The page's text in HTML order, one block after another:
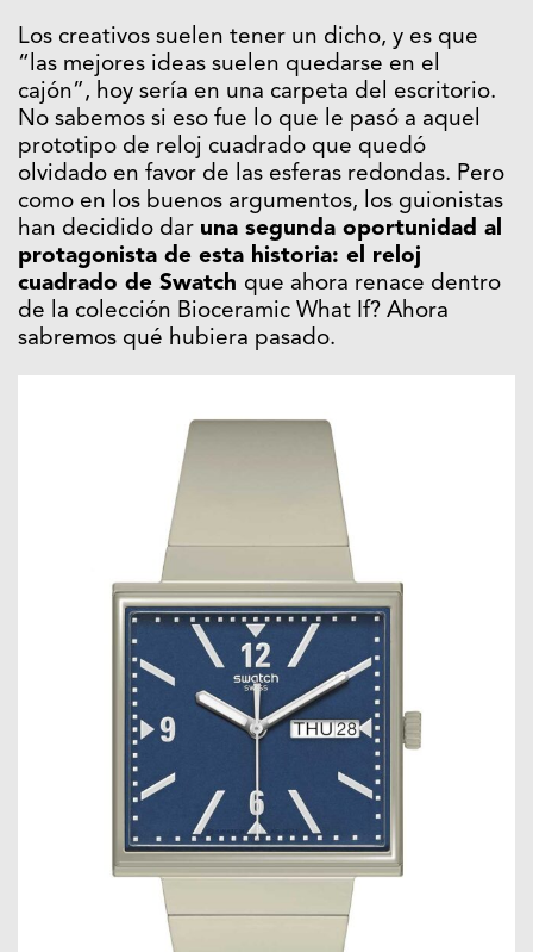
Los creativos suelen tener un dicho, y es que
“las mejores ideas suelen quedarse en el
cajón”, hoy sería en una carpeta del escritorio.
No sabemos si eso fue lo que le pasó a aquel
prototipo de reloj cuadrado que quedó
olvidado en favor de las esferas redondas. Pero
como en los buenos argumentos, los guionistas
han decidido dar una segunda oportunidad al
protagonista de esta historia: el reloj
cuadrado de Swatch que ahora renace dentro
de la colección Bioceramic What If? Ahora
sabremos qué hubiera pasado.